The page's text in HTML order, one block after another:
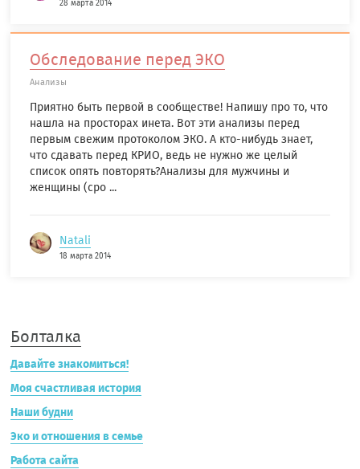
28 марта 2014
Обследование перед ЭКО
Анализы
Приятно быть первой в сообществе! Напишу про то, что
нашла на просторах инета. Вот эти анализы перед
первым свежим протоколом ЭКО. А кто-нибудь знает,
что сдавать перед КРИО, ведь не нужно же целый
список опять повторять?Анализы для мужчины и
женщины (сро ...
Natali
18 марта 2014
Болталка
Давайте знакомиться!
Моя счастливая история
Наши будни
Эко и отношения в семье
Работа сайта